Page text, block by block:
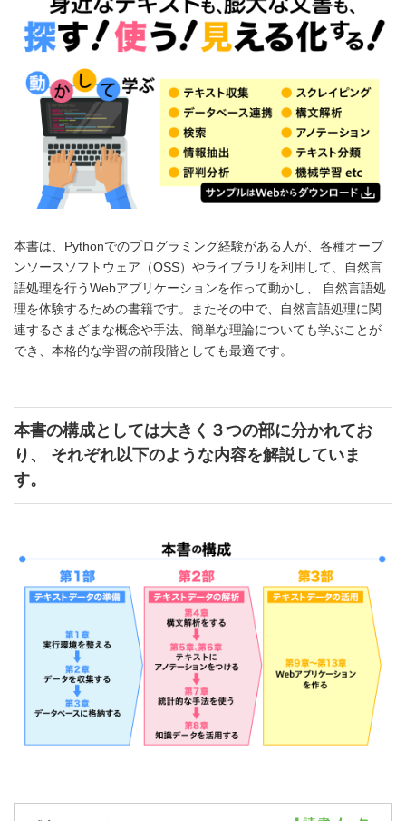
本書は、Pythonでのプログラミング経験がある人が、各種オープ
ンソースソフトウェア（OSS）やライブラリを利用して、自然言
語処理を行うWebアプリケーションを作って動かし、 自然言語処
理を体験するための書籍です。またその中で、自然言語処理に関
連するさまざまな概念や手法、簡単な理論についても学ぶことが
でき、本格的な学習の前段階としても最適です。
本書の構成としては大きく３つの部に分かれてお
り、 それぞれ以下のような内容を解説していま
す。